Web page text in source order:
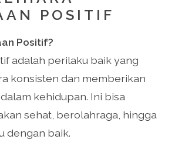
POSITIF
Positif?
adalah perilaku baik yang
konsisten dan memberikan
kehidupan. Ini bisa
sehat, berolahraga, hingga
dengan baik.